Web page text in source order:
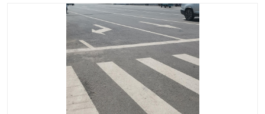
道路标线划线 马路标线
道路划线